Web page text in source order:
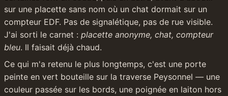
sur une placette sans nom où un chat dormait sur un
compteur EDF. Pas de signalétique, pas de rue visible.
J'ai sorti le carnet : placette anonyme, chat, compteur
bleu. Il faisait déjà chaud.
Ce qui m'a retenu le plus longtemps, c'est une porte
peinte en vert bouteille sur la traverse Peysonnel — une
couleur passée sur les bords, une poignée en laiton hors